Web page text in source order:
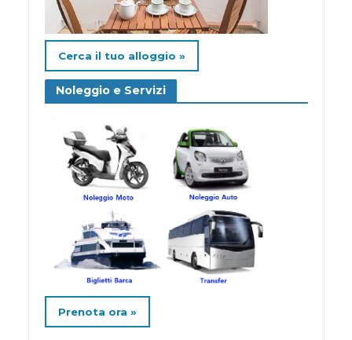
Cerca il tuo alloggio »
Noleggio e Servizi
Prenota ora »